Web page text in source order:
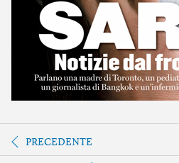
PRECEDENTE